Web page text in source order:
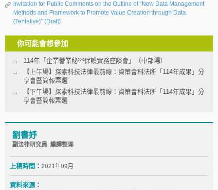
Invitation for Public Comments on the Outline of “New Data Management
Methods and Framework to Promote Value Creation through Data
(Tentative)” (Draft)
你可能會想參加
114年「企業營業秘密保護實務座談會」（中部場）
【上午場】探索科技法律最前線：資策會科法所「114年成果」分
享會暨簡報票選
【下午場】探索科技法律最前線：資策會科法所「114年成果」分
享會暨簡報票選
劉書妤
副法律研究員 編譯整理
上稿時間： 2021年09月
資料來源：